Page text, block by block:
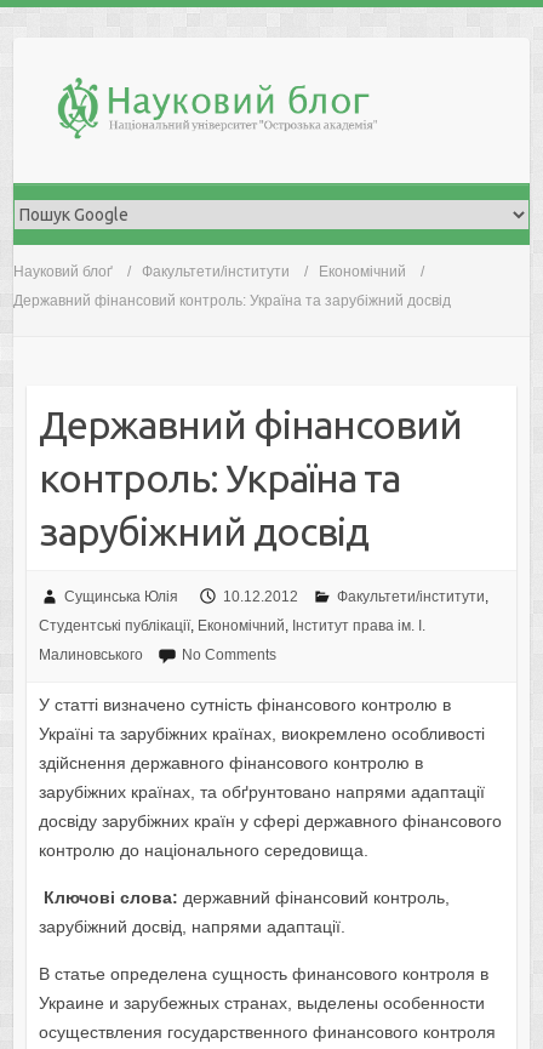
Науковий блоґ Факультети/інститути
Економічний
Державний фінансовий контроль: Україна та зарубіжний досвід
Державний фінансовий
контроль: Україна та
зарубіжний досвід
Сущинська Юлія 10.12.2012 Факультети/інститути,
Студентські публікації, Економічний, Інститут права ім. І.
Малиновського
No Comments
У статті визначено сутність фінансового контролю в
Україні та зарубіжних країнах, виокремлено особливості
здійснення державного фінансового контролю в
зарубіжних країнах, та обґрунтовано напрями адаптації
досвіду зарубіжних країн у сфері державного фінансового
контролю до національного середовища.
Ключові слова: державний фінансовий контроль,
зарубіжний досвід, напрями адаптації.
В статье определена сущность финансового контроля в
Украине и зарубежных странах, выделены особенности
осуществления государственного финансового контроля